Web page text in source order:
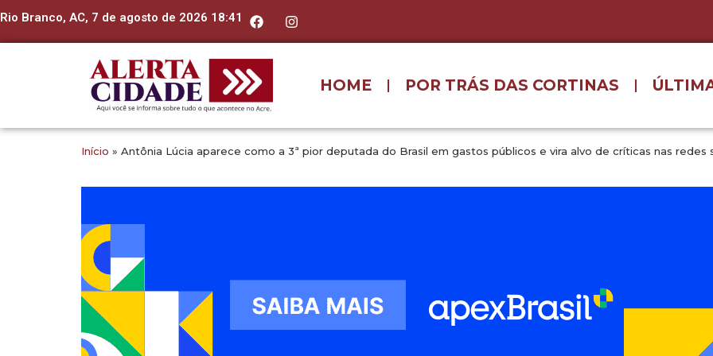
Rio Branco, AC, 7 de agosto de 2026 18:41
HOME POR TRÁS DAS CORTINAS
Início » Antônia Lúcia aparece como a 3ª pior deputada do Brasil em gastos públicos e vira alvo de críticas nas redes